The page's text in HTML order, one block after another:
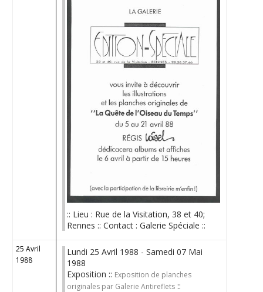
:: Lieu : Rue de la Visitation, 38 et 40;
Rennes :: Contact : Galerie Spéciale ::
25 Avril
1988
Lundi 25 Avril 1988 - Samedi 07 Mai
1988
Exposition :: Exposition de planches
originales par Galerie Antireflets ::